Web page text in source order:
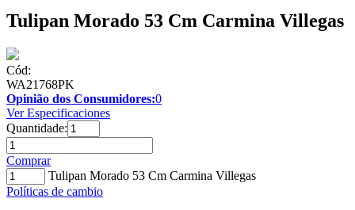
Tulipan Morado 53 Cm Carmina Villegas
Cód:
WA21768PK
Opinião dos Consumidores:0
Ver Especificaciones
Quantidade:
Comprar
Tulipan Morado 53 Cm Carmina Villegas
Políticas de cambio